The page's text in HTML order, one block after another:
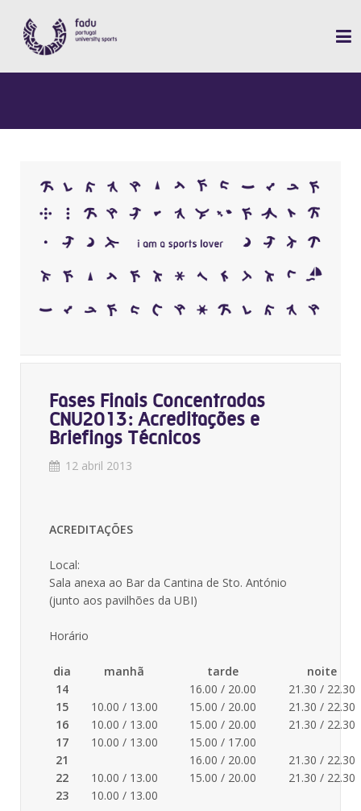
Fases Finais Concentradas
CNU2013: Acreditações e
Briefings Técnicos
12 abril 2013
ACREDITAÇÕES
Local:
Sala anexa ao Bar da Cantina de Sto. António
(junto aos pavilhões da UBI)
Horário
dia manhã tarde
noite
14
16.00 / 20.00
21.30 / 22.30
15
10.00 / 13.00 15.00 / 20.00
21.30 / 22.30
16
10.00 / 13.00 15.00 / 20.00
21.30 / 22.30
17
10.00 / 13.00
15.00 / 17.00
21
16.00 / 20.00
21.30 / 22.30
22
10.00 / 13.00 15.00 / 20.00
21.30 / 22.30
23
10.00 / 13.00